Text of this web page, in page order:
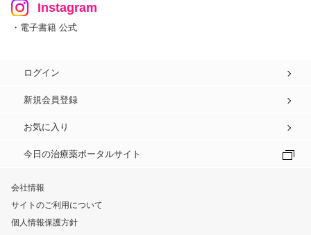
Instagram
・電子書籍 公式
ログイン
新規会員登録
お気に入り
今日の治療薬ポータルサイト
会社情報
サイトのご利用について
個人情報保護方針